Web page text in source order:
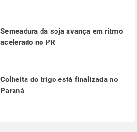
Semeadura da soja avança em ritmo
acelerado no PR
Colheita do trigo está finalizada no
Paraná